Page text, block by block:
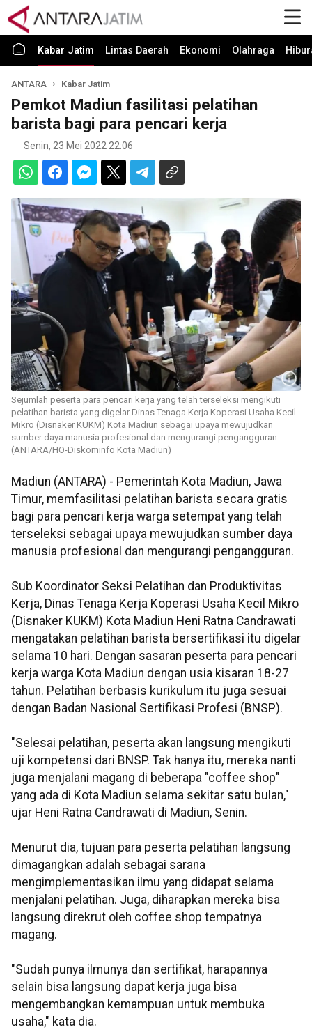
Kabar Jatim Lintas Daerah Ekonomi Olahraga
ANTARA Kabar Jatim
Pemkot Madiun fasilitasi pelatihan
barista bagi para pencari kerja
Senin, 23 Mei 2022 22:06
Sejumlah peserta para pencari kerja yang telah terseleksi mengikuti
pelatihan barista yang digelar Dinas Tenaga Kerja Koperasi Usaha Kecil
Mikro (Disnaker KUKM) Kota Madiun sebagai upaya mewujudkan
sumber daya manusia profesional dan mengurangi pengangguran.
(ANTARA/HO-Diskominfo Kota Madiun)
Madiun (ANTARA) - Pemerintah Kota Madiun, Jawa
Timur, memfasilitasi pelatihan barista secara gratis
bagi para pencari kerja warga setempat yang telah
terseleksi sebagai upaya mewujudkan sumber daya
manusia profesional dan mengurangi pengangguran.
Sub Koordinator Seksi Pelatihan dan Produktivitas
Kerja, Dinas Tenaga Kerja Koperasi Usaha Kecil Mikro
(Disnaker KUKM) Kota Madiun Heni Ratna Candrawati
mengatakan pelatihan barista bersertifikasi itu digelar
selama 10 hari. Dengan sasaran peserta para pencari
kerja warga Kota Madiun dengan usia kisaran 18-27
tahun. Pelatihan berbasis kurikulum itu juga sesuai
dengan Badan Nasional Sertifikasi Profesi (BNSP).
"Selesai pelatihan, peserta akan langsung mengikuti
uji kompetensi dari BNSP. Tak hanya itu, mereka nanti
juga menjalani magang di beberapa "coffee shop"
yang ada di Kota Madiun selama sekitar satu bulan,"
ujar Heni Ratna Candrawati di Madiun, Senin.
Menurut dia, tujuan para peserta pelatihan langsung
dimagangkan adalah sebagai sarana
mengimplementasikan ilmu yang didapat selama
menjalani pelatihan. Juga, diharapkan mereka bisa
langsung direkrut oleh coffee shop tempatnya
magang.
"Sudah punya ilmunya dan sertifikat, harapannya
selain bisa langsung dapat kerja juga bisa
mengembangkan kemampuan untuk membuka
usaha," kata dia.